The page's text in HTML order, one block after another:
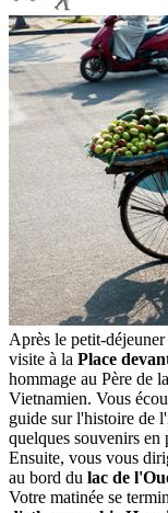
Après le petit-
visite à la Place
hommage au Père de
Vietnamien. Vous
guide sur l'histoire de
quelques souvenirs en
Ensuite, vous vous
au bord du lac de
Votre matinée se